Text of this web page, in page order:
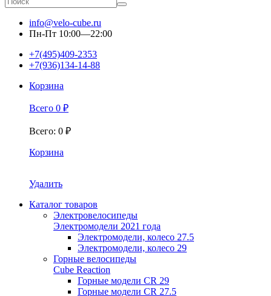
info@velo-cube.ru
Пн-Пт 10:00—22:00
+7(495)409-2353
+7(936)134-14-88
Корзина
Всего 0 ₽
Всего: 0 ₽
Корзина
Удалить
Каталог товаров
Электровелосипеды
Электромодели 2021 года
Электромодели, колесо 27.5
Электромодели, колесо 29
Горные велосипеды
Cube Reaction
Горные модели CR 29
Горные модели CR 27.5